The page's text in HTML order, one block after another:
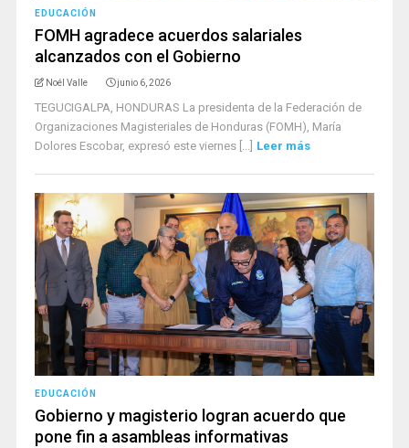
EDUCACIÓN
FOMH agradece acuerdos salariales
alcanzados con el Gobierno
Noél Valle junio 6, 2026
TEGUCIGALPA, HONDURAS La presidenta de la Federación de
Organizaciones Magisteriales de Honduras (FOMH), María
Dolores Escobar, expresó este viernes [...] Leer más
EDUCACIÓN
Gobierno y magisterio logran acuerdo que
pone fin a asambleas informativas